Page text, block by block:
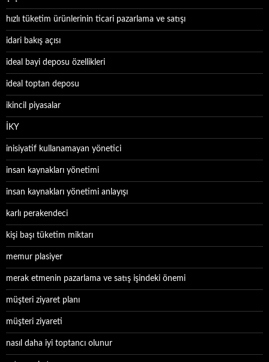
hızlı tüketim ürünlerinin ticari pazarlama ve satışı
idari bakış açısı
ideal bayi deposu özellikleri
ideal toptan deposu
ikincil piyasalar
İKY
inisiyatif kullanamayan yönetici
insan kaynakları yönetimi
insan kaynakları yönetimi anlayışı
karlı perakendeci
kişi başı tüketim miktarı
memur plasiyer
merak etmenin pazarlama ve satış işindeki önemi
müşteri ziyaret planı
müşteri ziyareti
nasıl daha iyi toptancı olunur